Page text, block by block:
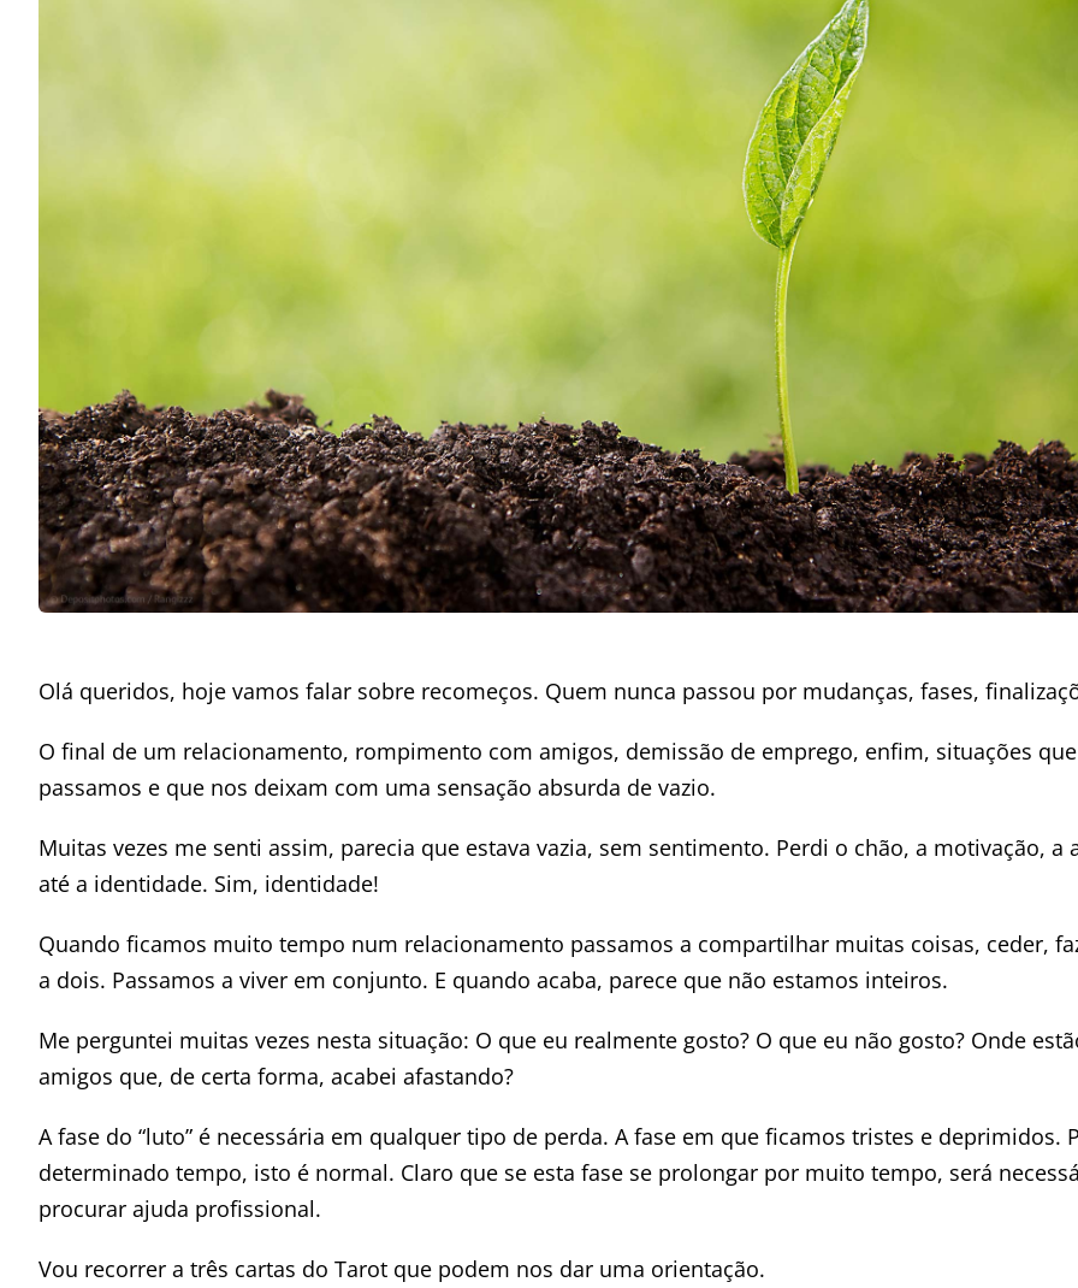
Olá queridos, hoje vamos falar sobre recomeços. Quem nunca passou por mudanças, fases,
O final de um relacionamento, rompimento com amigos, demissão de emprego, enfim, situações
passamos e que nos deixam com uma sensação absurda de vazio.
Muitas vezes me senti assim, parecia que estava vazia, sem sentimento. Perdi o chão, a motivação, a
até a identidade. Sim, identidade!
Quando ficamos muito tempo num relacionamento passamos a compartilhar muitas coisas, ceder,
a dois. Passamos a viver em conjunto. E quando acaba, parece que não estamos inteiros.
Me perguntei muitas vezes nesta situação: O que eu realmente gosto? O que eu não gosto? Onde
amigos que, de certa forma, acabei afastando?
A fase do “luto” é necessária em qualquer tipo de perda. A fase em que ficamos tristes e deprimidos.
determinado tempo, isto é normal. Claro que se esta fase se prolongar por muito tempo, será
procurar ajuda profissional.
Vou recorrer a três cartas do Tarot que podem nos dar uma orientação.